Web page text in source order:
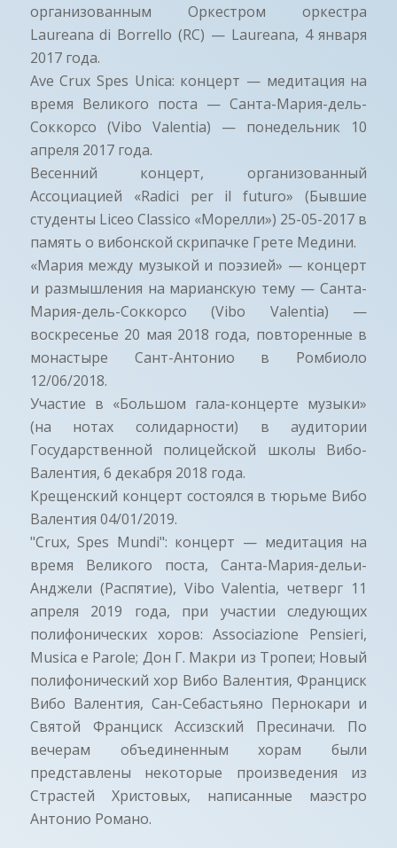
организованным Оркестром оркестра
Laureana di Borrello (RC) — Laureana, 4 января
2017 года.
Ave Crux Spes Unica: концерт — медитация на
время Великого поста — Санта-Мария-дель-
Соккорсо (Vibo Valentia) — понедельник 10
апреля 2017 года.
Весенний концерт, организованный
Ассоциацией «Radici per il futuro» (Бывшие
студенты Liceo Classico «Морелли») 25-05-2017 в
память о вибонской скрипачке Грете Медини.
«Мария между музыкой и поэзией» — концерт
и размышления на марианскую тему — Санта-
Мария-дель-Соккорсо (Vibo Valentia) —
воскресенье 20 мая 2018 года, повторенные в
монастыре Сант-Антонио в Ромбиоло
12/06/2018.
Участие в «Большом гала-концерте музыки»
(на нотах солидарности) в аудитории
Государственной полицейской школы Вибо-
Валентия, 6 декабря 2018 года.
Крещенский концерт состоялся в тюрьме Вибо
Валентия 04/01/2019.
"Crux, Spes Mundi": концерт — медитация на
время Великого поста, Санта-Мария-дельи-
Анджели (Распятие), Vibo Valentia, четверг 11
апреля 2019 года, при участии следующих
полифонических хоров: Associazione Pensieri,
Musica e Parole; Дон Г. Макри из Тропеи; Новый
полифонический хор Вибо Валентия, Франциск
Вибо Валентия, Сан-Себастьяно Пернокари и
Святой Франциск Ассизский Пресиначи. По
вечерам объединенным хорам были
представлены некоторые произведения из
Страстей Христовых, написанные маэстро
Антонио Романо.